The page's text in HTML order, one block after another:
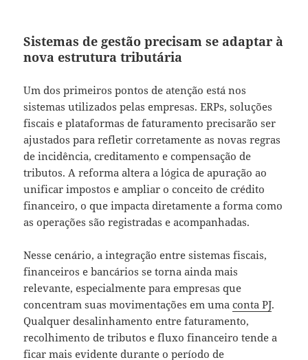
Sistemas de gestão precisam se adaptar à
nova estrutura tributária
Um dos primeiros pontos de atenção está nos
sistemas utilizados pelas empresas. ERPs, soluções
fiscais e plataformas de faturamento precisarão ser
ajustados para refletir corretamente as novas regras
de incidência, creditamento e compensação de
tributos. A reforma altera a lógica de apuração ao
unificar impostos e ampliar o conceito de crédito
financeiro, o que impacta diretamente a forma como
as operações são registradas e acompanhadas.
Nesse cenário, a integração entre sistemas fiscais,
financeiros e bancários se torna ainda mais
relevante, especialmente para empresas que
concentram suas movimentações em umaconta PJ.
Qualquer desalinhamento entre faturamento,
recolhimento de tributos e fluxo financeiro tende a
ficar mais evidente durante o período de